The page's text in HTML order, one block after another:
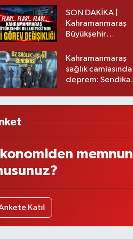
SON DAKİKA |
Kahramanmaraş
Büyükşehir
görev değişikliği!
Kahramanmaraş
sağlık camiasında
deprem: Sendika
memnun
Katıl